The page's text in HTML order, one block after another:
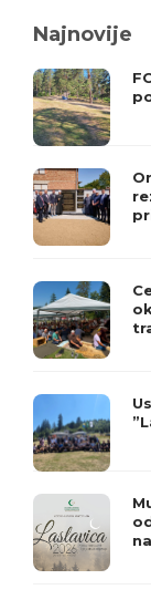
Najnovije